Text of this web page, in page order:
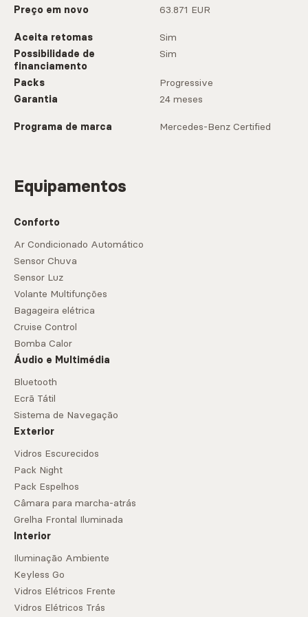
Preço em novo
63.871 EUR
Aceita retomas
Sim
Possibilidade de
financiamento
Sim
Packs
Progressive
Garantia
24 meses
Programa de marca Mercedes-Benz Certified
Equipamentos
Conforto
Ar Condicionado Automático
Sensor Chuva
Sensor Luz
Volante Multifunções
Bagageira elétrica
Cruise Control
Bomba Calor
Áudio e Multimédia
Bluetooth
Ecrã Tátil
Sistema de Navegação
Exterior
Vidros Escurecidos
Pack Night
Pack Espelhos
Câmara para marcha-atrás
Grelha Frontal Iluminada
Interior
Iluminação Ambiente
Keyless Go
Vidros Elétricos Frente
Vidros Elétricos Trás